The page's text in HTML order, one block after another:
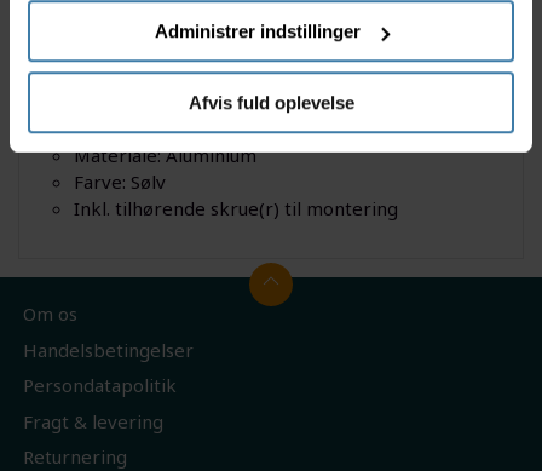
Administrer indstillinger
Afvis fuld oplevelse
Specifikationer
Passer til cykelmærket Scott
Materiale: Aluminium
Farve: Sølv
Inkl. tilhørende skrue(r) til montering
Om os
Handelsbetingelser
Persondatapolitik
Fragt & levering
Returnering